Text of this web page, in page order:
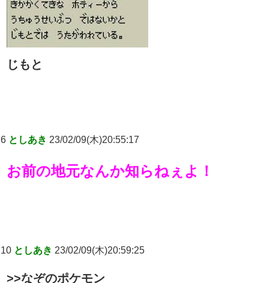
じもと
6 としあき 23/02/09(木)20:55:17
お前の地元なんか知らねぇよ！
10 としあき 23/02/09(木)20:59:25
>>なぞのポケモン